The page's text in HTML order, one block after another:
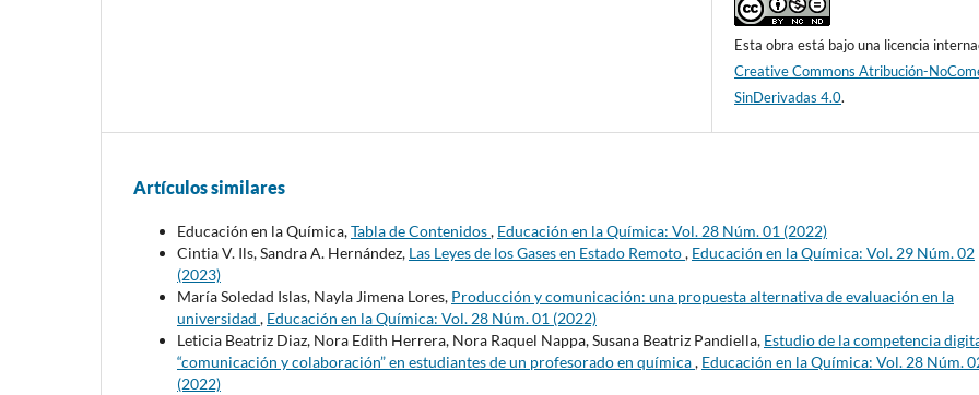
Esta obra está bajo una licencia
Creative Commons Atribución-
SinDerivadas 4.0.
Artículos similares
Educación en la Química,Tabla de Contenidos, Educación en la Química: Vol. 28 Núm. 01 (2022)
Cintia V. Ils, Sandra A. Hernández, Las Leyes de los Gases en Estado Remoto, Educación en la Química: Vol. 29 Núm. 02
(2023)
María Soledad Islas, Nayla Jimena Lores, Producción y comunicación: una propuesta alternativa de evaluación en la
universidad , Educación en la Química: Vol. 28 Núm. 01 (2022)
Leticia Beatriz Diaz, Nora Edith Herrera, Nora Raquel Nappa, Susana Beatriz Pandiella, Estudio de la competencia
“comunicación y colaboración” en estudiantes de un profesorado en química, Educación en la Química: Vol. 28 Núm.
(2022)